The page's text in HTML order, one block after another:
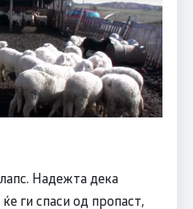
Надежта дека
ги спаси од пропаст,